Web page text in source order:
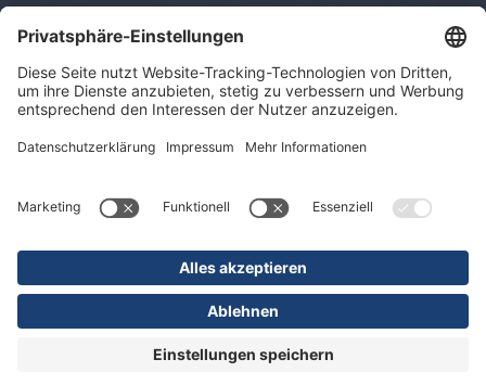
Impressum
Datenschutz
© 2026 KLINIKEN DR. ERLER